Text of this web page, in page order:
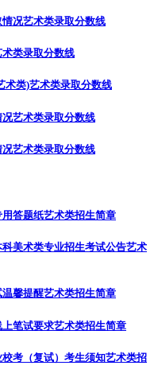
情况艺术类录取分数线
术类录取分数线
术类)艺术类录取分数线
况艺术类录取分数线
况艺术类录取分数线
答题纸艺术类招生简章
科美术类专业招生考试公告艺术
温馨提醒艺术类招生简章
笔试要求艺术类招生简章
考（复试）考生须知艺术类招